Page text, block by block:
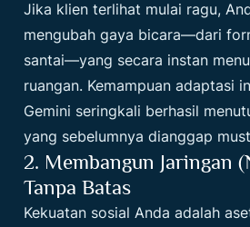
Jika klien terlihat mulai ragu,
mengubah gaya bicara—dari
santai—yang secara instan
ruangan. Kemampuan adaptasi
Gemini seringkali berhasil
yang sebelumnya dianggap
2. Membangun Jaringan
Tanpa Batas
Kekuatan sosial Anda adalah